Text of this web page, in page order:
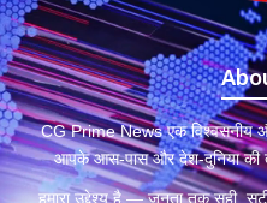
CG Prime News एक विश्वसनीय और
आपके आस-पास और देश-दुनिया की
हमारा उद्देश्य है — जनता तक सही,